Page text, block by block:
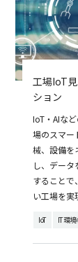
工場IoT
ション
IoT・AIな
場のスマー
械、設備を
し、デー
することで
い工場を実
IoT IT環